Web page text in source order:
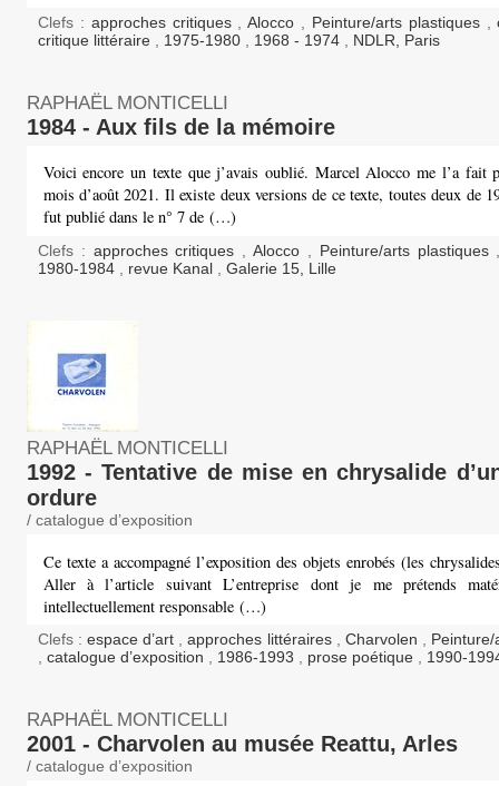
Clefs : approches critiques ,Alocco Peinture/arts plastiques ,
critique littéraire
1975-1980 1968 - 1974 NDLR, Paris
RAPHAËL MONTICELLI
1984 - Aux fils de la mémoire
Voici encore un texte que j’avais oublié. Marcel Alocco me l’a fait
mois d’août 2021. Il existe deux versions de ce texte, toutes deux de
fut publié dans le n° 7 de (…)
Clefs : approches critiques ,Alocco Peinture/arts plastiques
1980-1984
revue Kanal Galerie 15, Lille
RAPHAËL MONTICELLI
1992 - Tentative de mise en chrysalide
ordure
/ catalogue d’exposition
Ce texte a accompagné l’exposition des objets enrobés (les
Aller à l’article suivant L’entreprise dont je me prétends
intellectuellement responsable (…)
Clefs : espace d’art ,approches littéraires , Charvolen ,
, catalogue d’exposition , 1986-1993 , prose poétique , 1990-
RAPHAËL MONTICELLI
2001 - Charvolen au musée Reattu, Arles
/ catalogue d’exposition